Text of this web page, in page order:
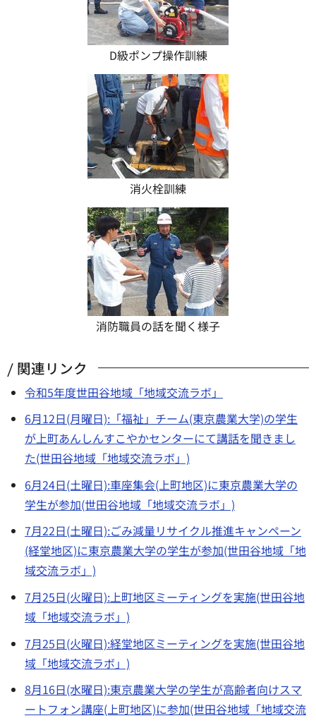
D級ポンプ操作訓練
消火栓訓練
消防職員の話を聞く様子
関連リンク
令和5年度世田谷地域「地域交流ラボ」
6月12日(月曜日):「福祉」チーム(東京農業大学)の学生
が上町あんしんすこやかセンターにて講話を聞きまし
た(世田谷地域「地域交流ラボ」)
6月24日(土曜日):車座集会(上町地区)に東京農業大学の
学生が参加(世田谷地域「地域交流ラボ」)
7月22日(土曜日):ごみ減量リサイクル推進キャンペーン
(経堂地区)に東京農業大学の学生が参加(世田谷地域「地
域交流ラボ」)
7月25日(火曜日):上町地区ミーティングを実施(世田谷地
域「地域交流ラボ」)
7月25日(火曜日):経堂地区ミーティングを実施(世田谷地
域「地域交流ラボ」)
8月16日(水曜日):東京農業大学の学生が高齢者向けスマ
ートフォン講座(上町地区)に参加(世田谷地域「地域交流